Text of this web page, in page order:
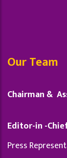
Our Team
Chairman &
Editor-in -
Press